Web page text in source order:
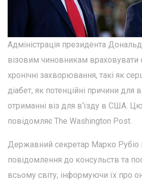
Адміністрація президента
візовим чиновникам враховувати
хронічні захворювання, такі як
діабет, як потенційні причини для
отриманні віз для в'їзду в США.
повідомляє The Washington Post.
Державний секретар Марко Рубіо
повідомлення до консульств та
всьому світу, інформуючи їх про